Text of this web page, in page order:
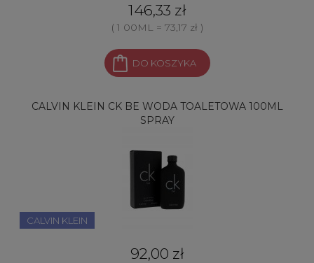
146,33 zł
( 1 00ML = 73,17 zł )
DO KOSZYKA
CALVIN KLEIN CK BE WODA TOALETOWA 100ML
SPRAY
CALVIN KLEIN
92,00 zł